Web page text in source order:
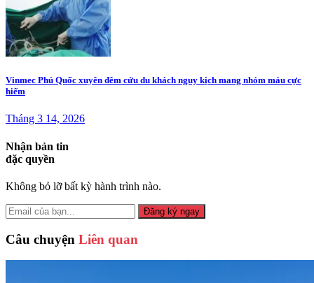
Vinmec Phú Quốc xuyên đêm cứu du khách nguy kịch mang nhóm máu cực
hiếm
Tháng 3 14, 2026
Nhận bản tin
đặc quyền
Không bỏ lỡ bất kỳ hành trình nào.
Đăng ký ngay
Câu chuyện Liên quan